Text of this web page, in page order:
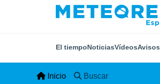
El tiempoNoticiasVídeosAvisos
Inicio Buscar